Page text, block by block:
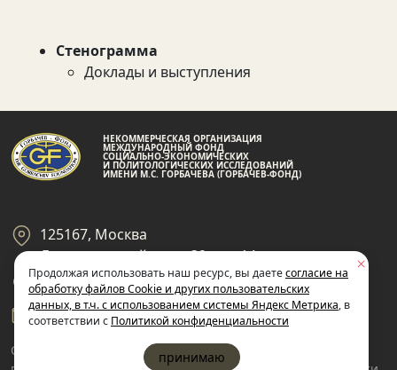
Стенограмма
Доклады и выступления
НЕКОММЕРЧЕСКАЯ ОРГАНИЗАЦИЯ
МЕЖДУНАРОДНЫЙ ФОНД
СОЦИАЛЬНО-ЭКОНОМИЧЕСКИХ
И ПОЛИТОЛОГИЧЕСКИХ ИССЛЕДОВАНИЙ
ИМЕНИ М.С. ГОРБАЧЕВА (ГОРБАЧЕВ-ФОНД)
125167, Москва
Ленинградский пр-кт 39, стр 14
+7 495 945-59-99
gf@gorby.ru
Cогласие на обработку
Продолжая использовать наш ресурс, вы даетесогласие на
обработку файлов Cookie и других пользовательских
данных, в т.ч. с использованием системы Яндекс Метрика, в
соответствии с Политикой конфиденциальности
принимаю